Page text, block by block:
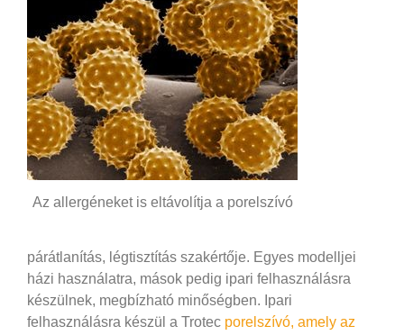
Az allergéneket is eltávolítja a porelszívó
párátlanítás, légtisztítás szakértője. Egyes modelljei
házi használatra, mások pedig ipari felhasználásra
készülnek, megbízható minőségben. Ipari
felhasználásra készül a Trotec porelszívó, amely az